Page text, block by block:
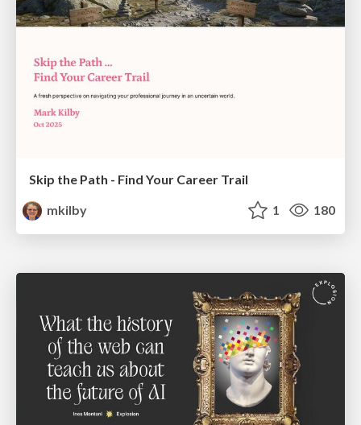
Skip the Path - Find Your Career Trail
mkilby
1 180